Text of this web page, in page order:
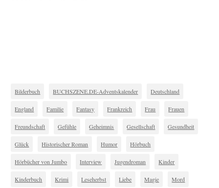
Bilderbuch BUCHSZENE.DE-Adventskalender Deutschland
England Familie Fantasy Frankreich Frau Frauen
Freundschaft Gefühle Geheimnis Gesellschaft Gesundheit
Glück Historischer Roman Humor Hörbuch
Hörbücher von Jumbo Interview Jugendroman Kinder
Kinderbuch Krimi Leseherbst Liebe Magie Mord